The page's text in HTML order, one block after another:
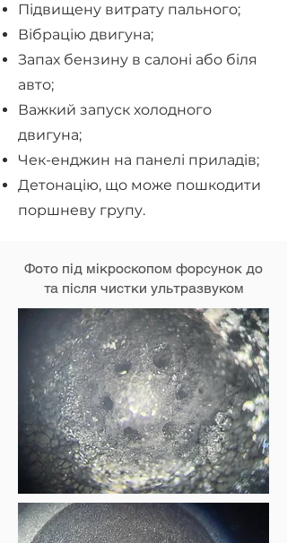
Підвищену витрату пального;
Вібрацію двигуна;
Запах бензину в салоні або біля
авто;
Важкий запуск холодного
двигуна;
Чек-енджин на панелі приладів;
Детонацію, що може пошкодити
поршневу групу.
Фото під мікроскопом форсунок до
та після чистки ультразвуком